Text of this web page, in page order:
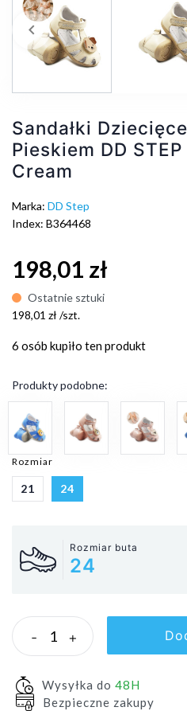
Poprzedni
keyboard_arrow_left
Sandałki
Pieskiem DD
Cream
Marka: DD Step
Index: B364468
198,01 zł
Ostatnie sztuki
198,01 zł /szt.
6 osób kupiło ten produkt
Produkty podobne:
Rozmiar
21 24
Rozmiar buta
24
- +
Wysyłka do 48H
Bezpieczne zakupy